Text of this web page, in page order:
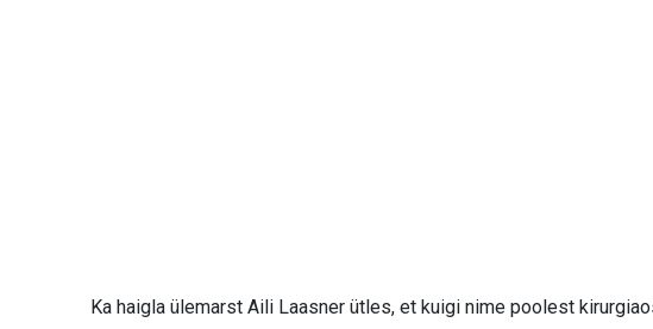
Ka haigla ülemarst Aili Laasner ütles, et kuigi nime poolest